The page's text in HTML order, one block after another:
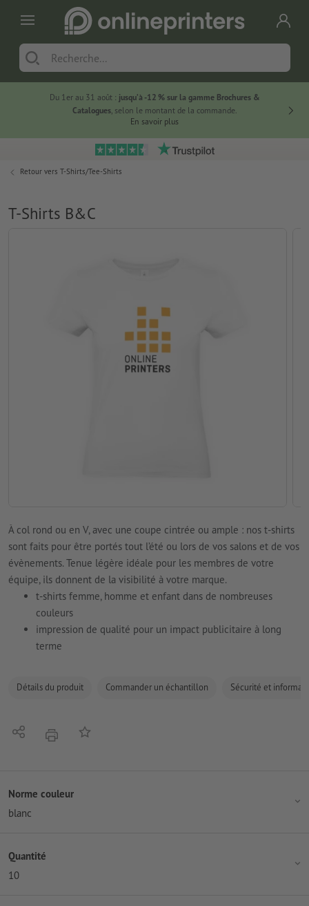
Du 1er au 31 août : jusqu’à -12 % sur la gamme Brochures &
Catalogues, selon le montant de la commande.
En savoir plus
Retour vers T-Shirts/Tee-Shirts
T-Shirts B&C
À col rond ou en V, avec une coupe cintrée ou ample : nos t-shirts
sont faits pour être portés tout l’été ou lors de vos salons et de vos
évènements. Tenue légère idéale pour les membres de votre
équipe, ils donnent de la visibilité à votre marque.
t-shirts femme, homme et enfant dans de nombreuses
couleurs
impression de qualité pour un impact publicitaire à long
terme
Détails du produit Commander un échantillon Sécurité et
PartagerimprimerAjouter à liste d'article
Norme couleur
blanc
Quantité
10